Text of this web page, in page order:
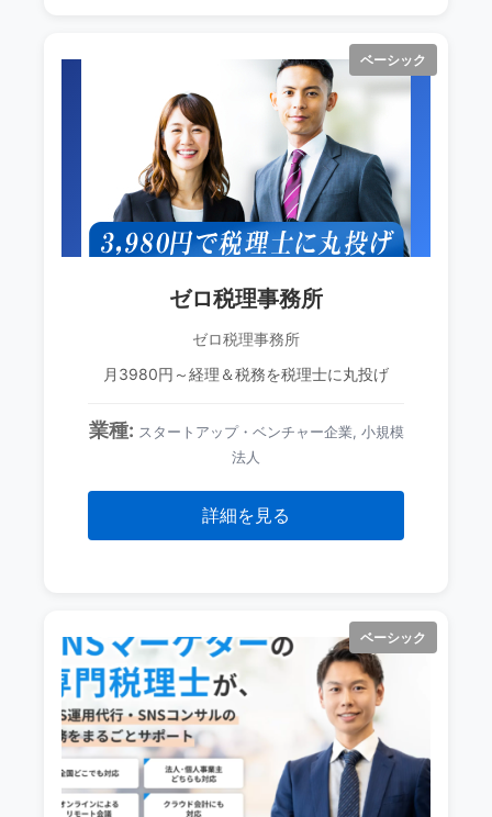
ベーシック
ゼロ税理事務所
ゼロ税理事務所
月3980円～経理＆税務を税理士に丸投げ
業種: スタートアップ・ベンチャー企業, 小規模
法人
詳細を見る
ベーシック